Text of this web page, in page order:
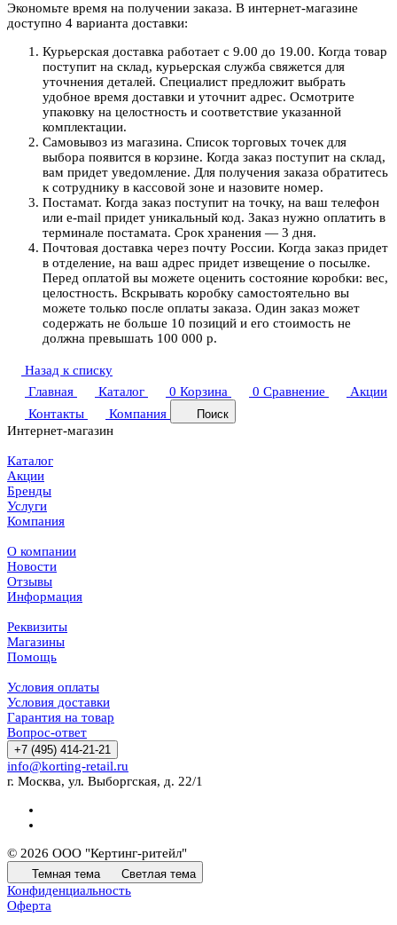
Экономьте время на получении заказа. В интернет-магазине
доступно 4 варианта доставки:
Курьерская доставка работает с 9.00 до 19.00. Когда товар
поступит на склад, курьерская служба свяжется для
уточнения деталей. Специалист предложит выбрать
удобное время доставки и уточнит адрес. Осмотрите
упаковку на целостность и соответствие указанной
комплектации.
Самовывоз из магазина. Список торговых точек для
выбора появится в корзине. Когда заказ поступит на склад,
вам придет уведомление. Для получения заказа обратитесь
к сотруднику в кассовой зоне и назовите номер.
Постамат. Когда заказ поступит на точку, на ваш телефон
или e-mail придет уникальный код. Заказ нужно оплатить в
терминале постамата. Срок хранения — 3 дня.
Почтовая доставка через почту России. Когда заказ придет
в отделение, на ваш адрес придет извещение о посылке.
Перед оплатой вы можете оценить состояние коробки: вес,
целостность. Вскрывать коробку самостоятельно вы
можете только после оплаты заказа. Один заказ может
содержать не больше 10 позиций и его стоимость не
должна превышать 100 000 р.
Назад к списку
Главная
Каталог 0 Корзина 0 Сравнение
Акции
Контакты
Компания Поиск
Интернет-магазин
Каталог
Акции
Бренды
Услуги
Компания
О компании
Новости
Отзывы
Информация
Реквизиты
Магазины
Помощь
Условия оплаты
Условия доставки
Гарантия на товар
Вопрос-ответ
+7 (495) 414-21-21
info@korting-retail.ru
г. Москва, ул. Выборгская, д. 22/1
© 2026 ООО "Кертинг-ритейл"
Темная тема Светлая тема
Конфиденциальность
Оферта